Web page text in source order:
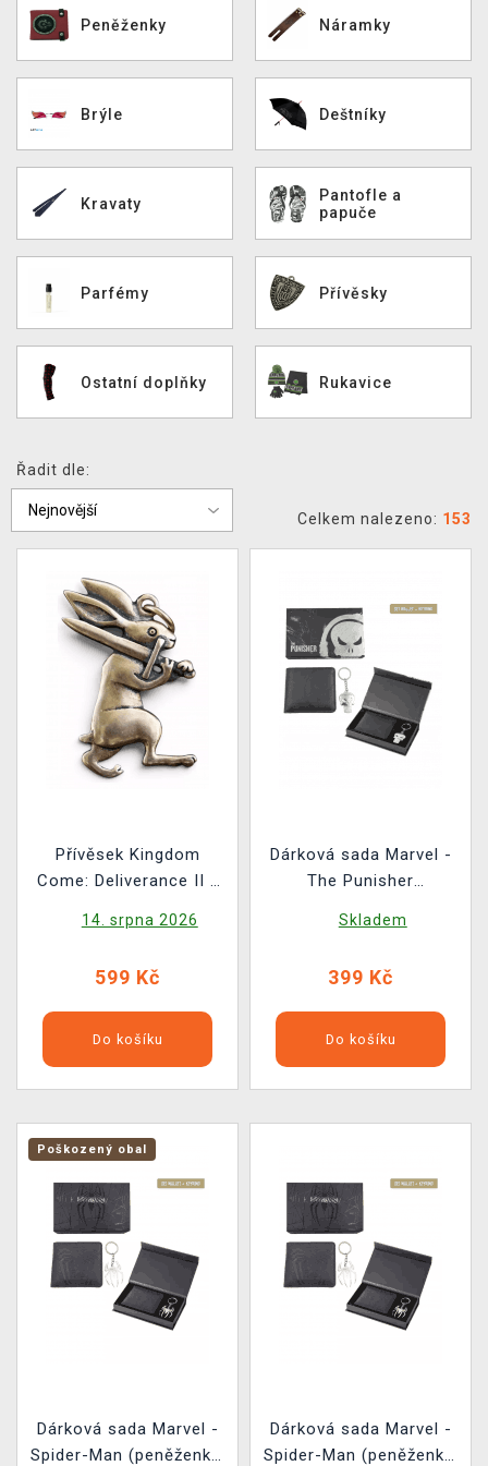
DOPRAVA
XZONE KLUB
TCG & BOARDGAME HUB
VÝKUP HER (BAZAR)
Peněženky Náramky
Brýle Deštníky
Kravaty
Pantofle a
papuče
Parfémy Přívěsky
Ostatní doplňky Rukavice
Řadit dle:
Celkem nalezeno: 153
Přívěsek Kingdom
Come: Deliverance II -
14. srpna 2026
599 Kč
Do košíku
Dárková sada Marvel -
The Punisher
Skladem
399 Kč
Do košíku
Poškozený obal
Dárková sada Marvel -
Spider-Man (peněženka,
Dárková sada Marvel -
Spider-Man (peněženka,